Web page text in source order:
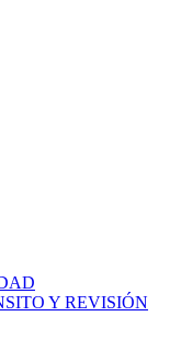
Y REVISIÓN